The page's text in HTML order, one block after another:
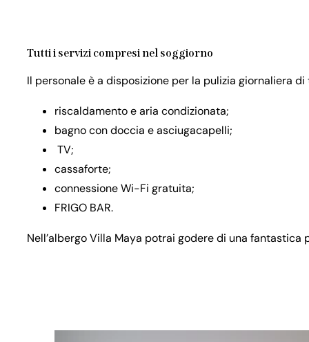
Tutti i servizi compresi nel soggiorno
Il personale è a disposizione per la pulizia giornaliera
riscaldamento e aria condizionata;
bagno con doccia e asciugacapelli;
TV;
cassaforte;
connessione Wi-Fi gratuita;
FRIGO BAR.
Nell’albergo Villa Maya potrai godere di una